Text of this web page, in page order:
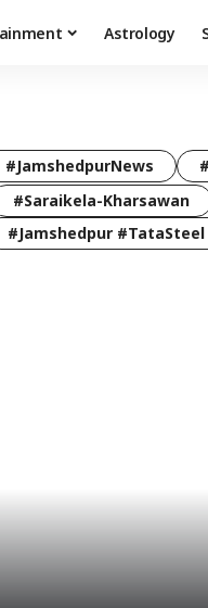
Astrology
#JamshedpurNews
#Saraikela-Kharsawan
#Jamshedpur #TataSteel